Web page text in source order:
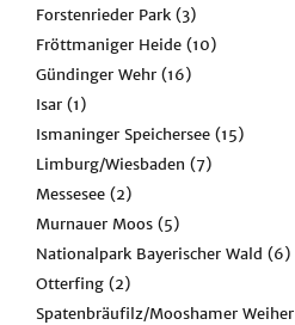
Forstenrieder Park (3)
Fröttmaniger Heide (10)
Gündinger Wehr (16)
Isar (1)
Ismaninger Speichersee (15)
Limburg/Wiesbaden (7)
Messesee (2)
Murnauer Moos (5)
Nationalpark Bayerischer Wald (6)
Otterfing (2)
Spatenbräufilz/Mooshamer Weiher